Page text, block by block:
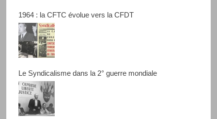
1964 : la CFTC évolue vers la CFDT
Le Syndicalisme dans la 2° guerre mondiale